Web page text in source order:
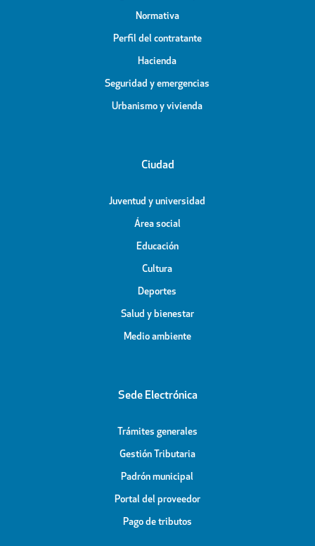
Normativa
Perfil del contratante
Hacienda
Seguridad y emergencias
Urbanismo y vivienda
Ciudad
Juventud y universidad
Área social
Educación
Cultura
Deportes
Salud y bienestar
Medio ambiente
Sede Electrónica
Trámites generales
Gestión Tributaria
Padrón municipal
Portal del proveedor
Pago de tributos